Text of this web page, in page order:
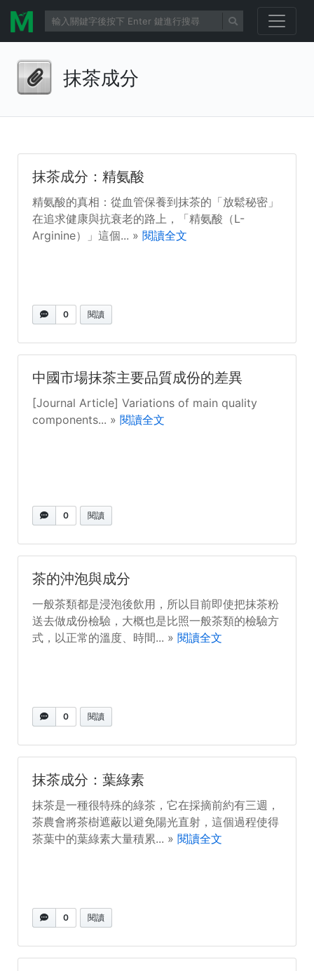
抹茶成分
抹茶成分：精氨酸
精氨酸的真相：從血管保養到抹茶的「放鬆秘密」
在追求健康與抗衰老的路上，「精氨酸（L-
Arginine）」這個... » 閱讀全文
0 閱讀
中國市場抹茶主要品質成份的差異
[Journal Article] Variations of main quality
components... » 閱讀全文
0 閱讀
茶的沖泡與成分
一般茶類都是浸泡後飲用，所以目前即使把抹茶粉
送去做成份檢驗，大概也是比照一般茶類的檢驗方
式，以正常的溫度、時間... » 閱讀全文
0 閱讀
抹茶成分：葉綠素
抹茶是一種很特殊的綠茶，它在採摘前約有三週，
茶農會將茶樹遮蔽以避免陽光直射，這個過程使得
茶葉中的葉綠素大量積累... » 閱讀全文
0 閱讀